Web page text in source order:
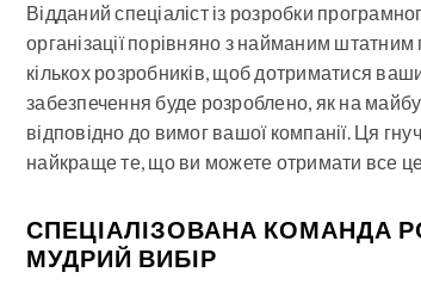
Відданий спеціаліст із розробки
організації порівняно з найманим
кількох розробників, щоб дотриматися
забезпечення буде розроблено, як на
відповідно до вимог вашої компанії. Ця
найкраще те, що ви можете отримати все
СПЕЦІАЛІЗОВАНА КОМАНДА
МУДРИЙ ВИБІР